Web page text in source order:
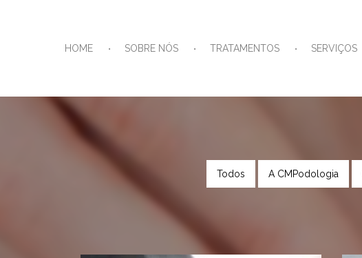
HOME SOBRE NÓS TRATAMENTOS SERVIÇOS
Todos A CMPodologia